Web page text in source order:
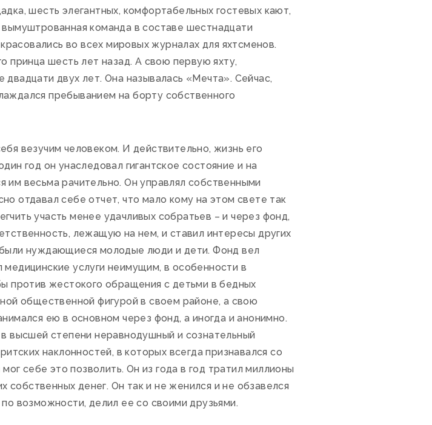
шесть элегантных, комфортабельных гостевых кают,
команда в составе шестнадцати
во всех мировых журналах для яхтсменов.
принца шесть лет назад. А свою первую яхту,
двух лет. Она называлась «Мечта». Сейчас,
пребыванием на борту собственного
везучим человеком. И действительно, жизнь его
год он унаследовал гигантское состояние и на
весьма рачительно. Он управлял собственными
отдавал себе отчет, что мало кому на этом свете так
участь менее удачливых собратьев – и через фонд,
лежащую на нем, и ставил интересы других
нуждающиеся молодые люди и дети. Фонд вел
услуги неимущим, в особенности в
против жестокого обращения с детьми в бедных
общественной фигурой в своем районе, а свою
ею в основном через фонд, а иногда и анонимно.
высшей степени неравнодушный и сознательный
наклонностей, в которых всегда признавался со
себе это позволить. Он из года в год тратил миллионы
собственных денег. Он так и не женился и не обзавелся
возможности, делил ее со своими друзьями.